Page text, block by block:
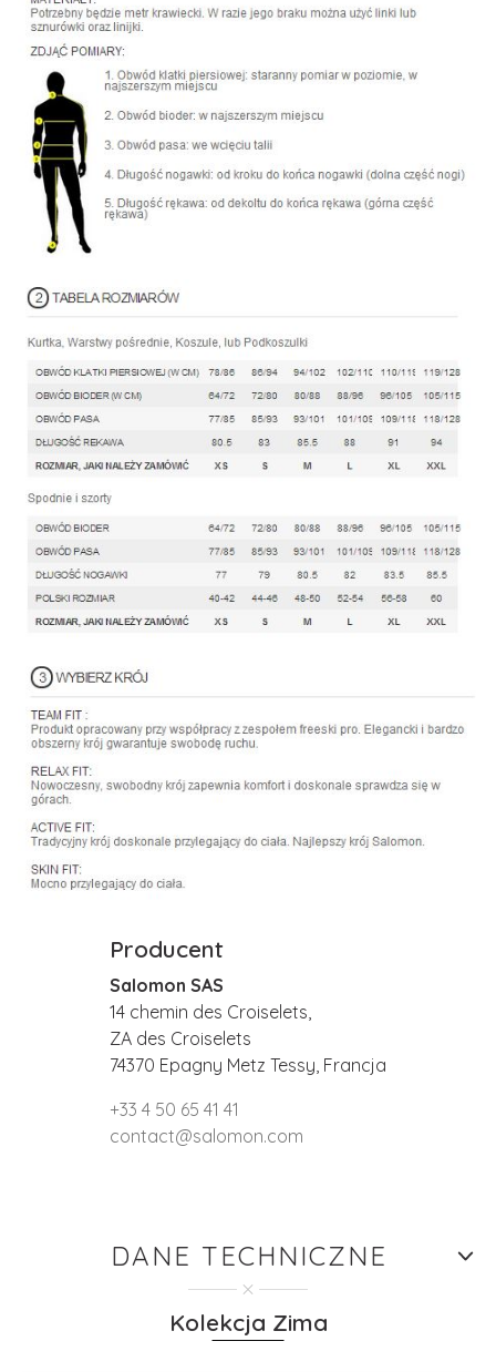
Producent
Salomon SAS
14 chemin des Croiselets,
ZA des Croiselets
74370 Epagny Metz Tessy, Francja
+33 4 50 65 41 41
contact@salomon.com
DANE TECHNICZNE
Kolekcja Zima